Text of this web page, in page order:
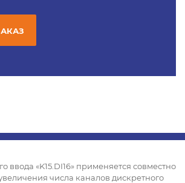
ввода «K15.DI16» применяется совместно
числа каналов дискретного